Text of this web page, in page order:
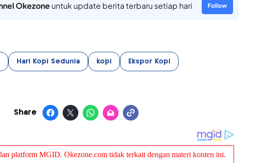
Okezoneuntuk update berita terbaru setiap hari Follow
Hari Kopi Sedunia kopi Ekspor Kopi
Share